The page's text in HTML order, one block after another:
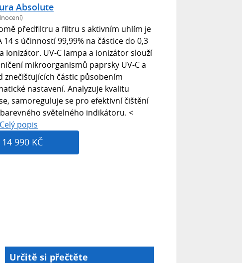
Absolute
předfiltru a filtru s aktivním uhlím je
14 s účinností 99,99% na částice do 0,3
Ionizátor. UV-C lampa a ionizátor slouží
mikroorganismů paprsky UV-C a
znečišťujících částic působením
nastavení. Analyzuje kvalitu
samoreguluje se pro efektivní čištění
světelného indikátoru. <
Celý popis
990 KČ
Určitě si přečtěte